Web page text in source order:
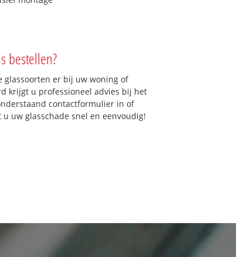
bestellen?
glassoorten er bij uw woning of
krijgt u professioneel advies bij het
contactformulier in of
u uw glasschade snel en eenvoudig!